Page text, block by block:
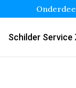
Schilder Service